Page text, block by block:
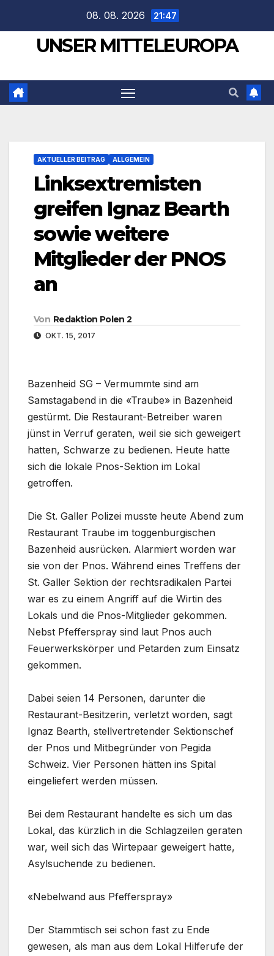
springen
08. 08. 2026 21:47
UNSER MITTELEUROPA
AKTUELLER BEITRAG ALLGEMEIN
Linksextremisten
greifen Ignaz Bearth
sowie weitere
Mitglieder der PNOS
an
Von Redaktion Polen 2
OKT. 15, 2017
Bazenheid SG – Vermummte sind am
Samstagabend in die «Traube» in Bazenheid
gestürmt. Die Restaurant-Betreiber waren
jünst in Verruf geraten, weil sie sich geweigert
hatten, Schwarze zu bedienen. Heute hatte
sich die lokale Pnos-Sektion im Lokal
getroffen.
Die St. Galler Polizei musste heute Abend zum
Restaurant Traube im toggenburgischen
Bazenheid ausrücken. Alarmiert worden war
sie von der Pnos. Während eines Treffens der
St. Galler Sektion der rechtsradikalen Partei
war es zu einem Angriff auf die Wirtin des
Lokals und die Pnos-Mitglieder gekommen.
Nebst Pfefferspray sind laut Pnos auch
Feuerwerkskörper und Petarden zum Einsatz
gekommen.
Dabei seien 14 Personen, darunter die
Restaurant-Besitzerin, verletzt worden, sagt
Ignaz Bearth, stellvertretender Sektionschef
der Pnos und Mitbegründer von Pegida
Schweiz. Vier Personen hätten ins Spital
eingeliefert werden müssen.
Bei dem Restaurant handelte es sich um das
Lokal, das kürzlich in die Schlagzeilen geraten
war, weil sich das Wirtepaar geweigert hatte,
Asylsuchende zu bedienen.
«Nebelwand aus Pfefferspray»
Der Stammtisch sei schon fast zu Ende
gewesen, als man aus dem Lokal Hilferufe der